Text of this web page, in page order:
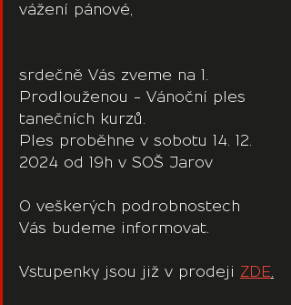
vážení pánové,
srdečně Vás zveme na 1.
Prodlouženou - Vánoční ples
tanečních kurzů.
Ples proběhne v sobotu 14. 12.
2024 od 19h v SOŠ Jarov
O veškerých podrobnostech
Vás budeme informovat.
Vstupenky jsou již v prodeji ZDE